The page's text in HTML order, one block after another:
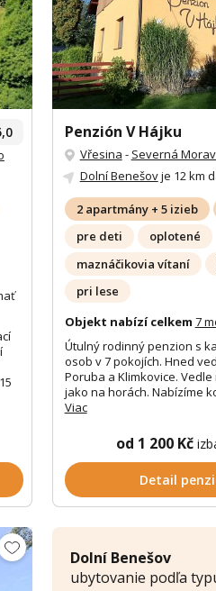
Penzión V Hájku
Vřesina - Severná
Dolní Benešovje 12 km
2 apartmány + 5 izieb
pre deti
oplotené
maznáčikovia vítaní
pri lese
Objekt nabízí celkem 7
Útulný rodinný penzion s
osob v 7 pokojích. Hned
Poruba a Klimkovice.
jako na horách. Nabízíme
Viac
od 1 200 Kč
Detail
Dolní Benešov
ubytovanie podľa